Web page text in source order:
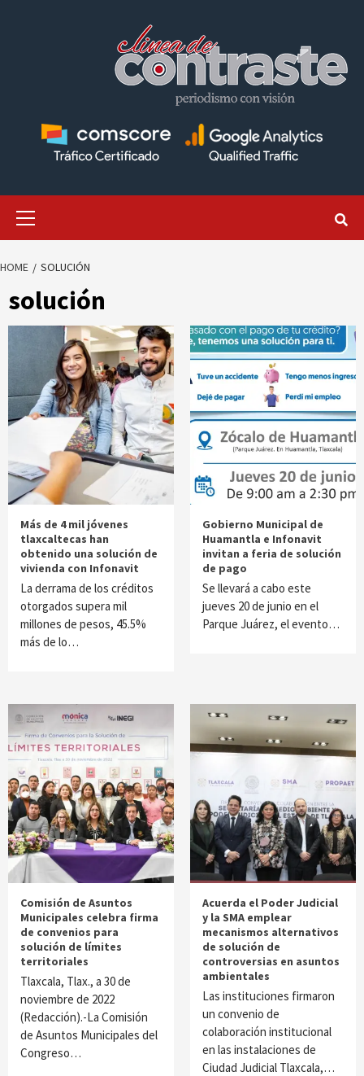
HOME SOLUCIÓN
solución
Más de 4 mil jóvenes
tlaxcaltecas han
obtenido una solución de
vivienda con Infonavit
La derrama de los créditos
otorgados supera mil
millones de pesos, 45.5%
más de lo…
Gobierno Municipal de
Huamantla e Infonavit
invitan a feria de solución
de pago
Se llevará a cabo este
jueves 20 de junio en el
Parque Juárez, el evento…
Comisión de Asuntos
Municipales celebra firma
de convenios para
solución de límites
territoriales
Tlaxcala, Tlax., a 30 de
noviembre de 2022
(Redacción).-La Comisión
de Asuntos Municipales del
Congreso…
Acuerda el Poder Judicial
y la SMA emplear
mecanismos alternativos
de solución de
controversias en asuntos
ambientales
Las instituciones firmaron
un convenio de
colaboración institucional
en las instalaciones de
Ciudad Judicial Tlaxcala,…